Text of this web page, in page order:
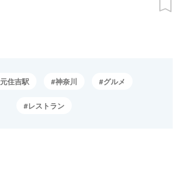
元住吉駅 神奈川 グルメ
レストラン